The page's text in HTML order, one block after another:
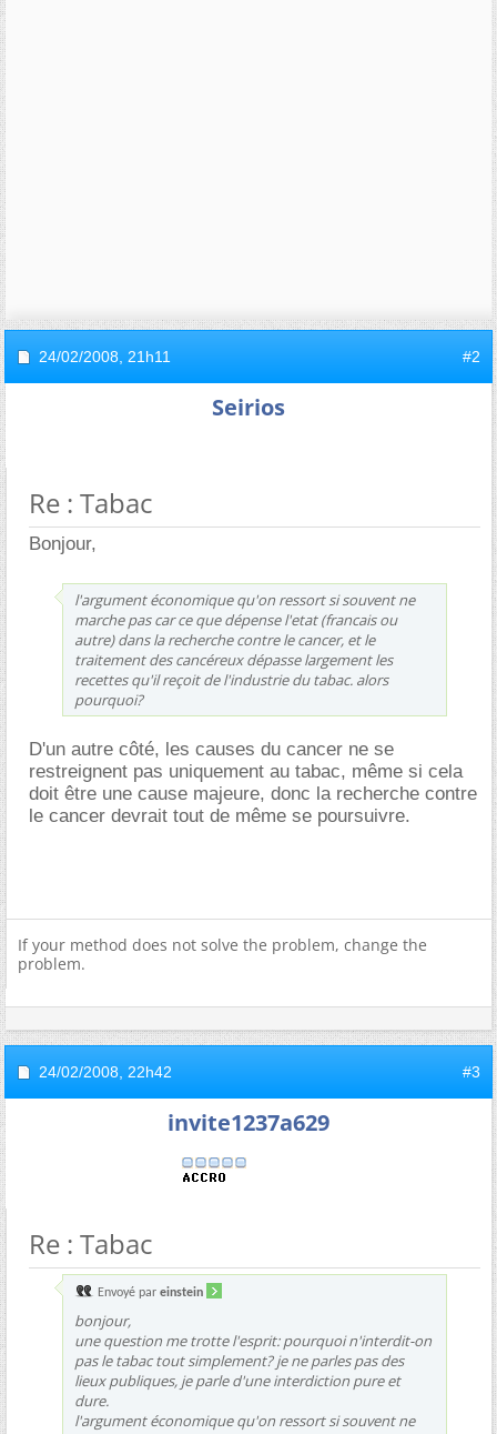
24/02/2008, 21h11 #2
Seirios
Re : Tabac
Bonjour,
l'argument économique qu'on ressort si souvent ne
marche pas car ce que dépense l'etat (francais ou
autre) dans la recherche contre le cancer, et le
traitement des cancéreux dépasse largement les
recettes qu'il reçoit de l'industrie du tabac. alors
pourquoi?
D'un autre côté, les causes du cancer ne se
restreignent pas uniquement au tabac, même si cela
doit être une cause majeure, donc la recherche contre
le cancer devrait tout de même se poursuivre.
If your method does not solve the problem, change the
problem.
24/02/2008, 22h42 #3
invite1237a629
Re : Tabac
Envoyé par einstein
bonjour,
une question me trotte l'esprit: pourquoi n'interdit-on
pas le tabac tout simplement? je ne parles pas des
lieux publiques, je parle d'une interdiction pure et
dure.
l'argument économique qu'on ressort si souvent ne